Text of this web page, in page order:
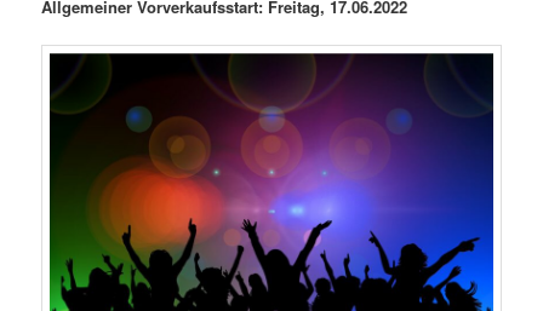
Allgemeiner Vorverkaufsstart: Freitag, 17.06.2022